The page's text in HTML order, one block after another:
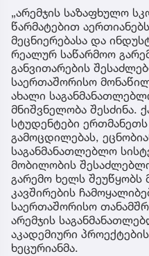
„არემჯის საზაფხულო
წარმატებით
მეცნიერებასა და
რეალურ საწარმოო
განვითარების
საერთაშორისო
ახალი
მნიშვნელობა
სტუდენტები
გამოცდილებას,
საგანმანათლებლო
მობილობის
გარემო ხელს
კავშირების
საერთაშორისო
არემჯის
აკადემიური
ხეცურიანმა.